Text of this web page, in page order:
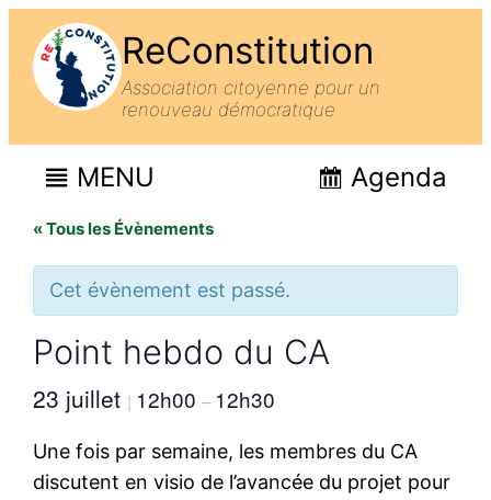
ReConstitution
Association citoyenne pour un
renouveau démocratique
MENU Agenda
« Tous les Évènements
Cet évènement est passé.
Point hebdo du CA
23 juillet | 12h00– 12h30
Une fois par semaine, les membres du CA
discutent en visio de l’avancée du projet pour